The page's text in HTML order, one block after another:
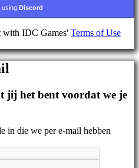
using Discord
with IDC Games' Terms of Use
jij het bent voordat we je
in die we per e-mail hebben